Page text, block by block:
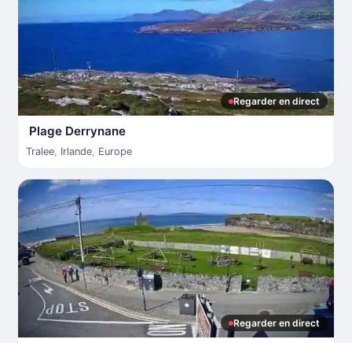
Regarder en direct
Plage Derrynane
Tralee, Irlande, Europe
Regarder en direct